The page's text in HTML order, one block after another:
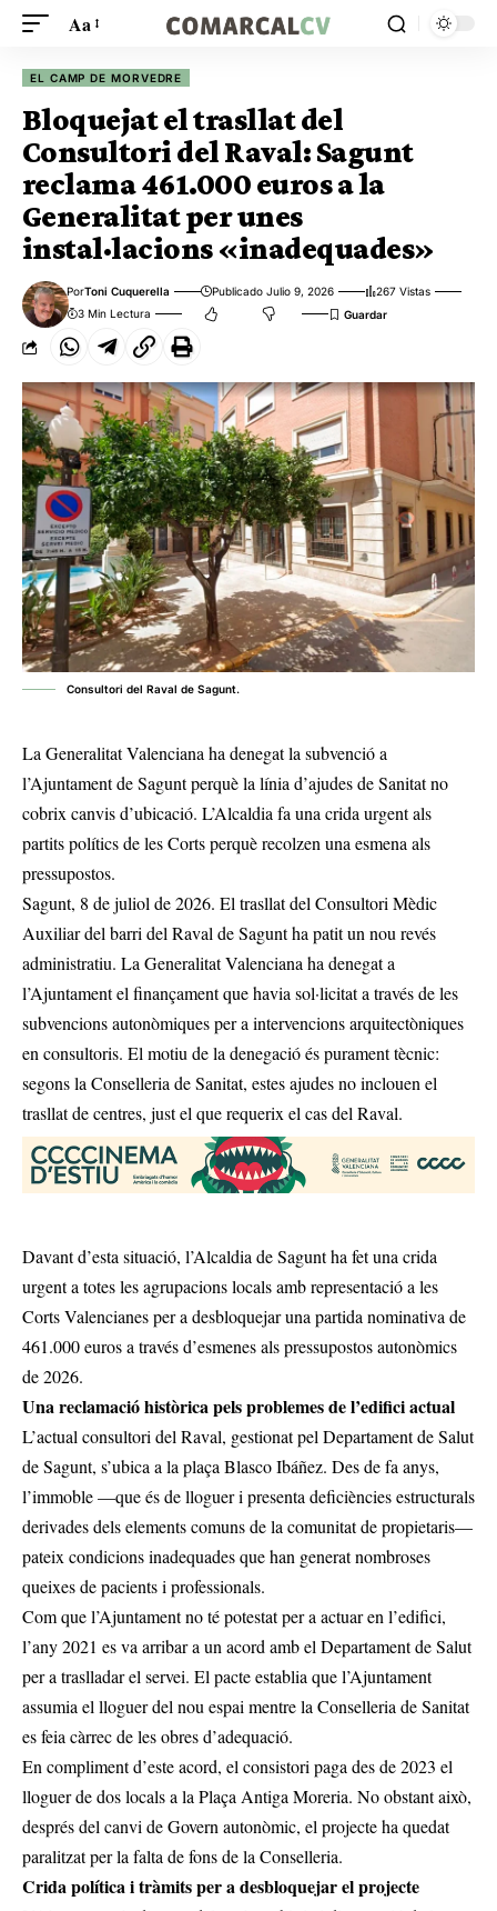
Aa
EL CAMP DE MORVEDRE
Bloquejat el trasllat del
Consultori del Raval: Sagunt
reclama 461.000 euros a la
Generalitat per unes
instal·lacions «inadequades»
PorToni Cuquerella Publicado Julio 9, 2026
267 Vistas
3 Min Lectura
Consultori del Raval de Sagunt.
La Generalitat Valenciana ha denegat la subvenció a
l’Ajuntament de Sagunt perquè la línia d’ajudes de Sanitat no
cobrix canvis d’ubicació. L’Alcaldia fa una crida urgent als
partits polítics de les Corts perquè recolzen una esmena als
pressupostos.
Sagunt, 8 de juliol de 2026. El trasllat del Consultori Mèdic
Auxiliar del barri del Raval de Sagunt ha patit un nou revés
administratiu. La Generalitat Valenciana ha denegat a
l’Ajuntament el finançament que havia sol·licitat a través de les
subvencions autonòmiques per a intervencions arquitectòniques
en consultoris. El motiu de la denegació és purament tècnic:
segons la Conselleria de Sanitat, estes ajudes no inclouen el
trasllat de centres, just el que requerix el cas del Raval.
Davant d’esta situació, l’Alcaldia de Sagunt ha fet una crida
urgent a totes les agrupacions locals amb representació a les
Corts Valencianes per a desbloquejar una partida nominativa de
461.000 euros a través d’esmenes als pressupostos autonòmics
de 2026.
Una reclamació històrica pels problemes de l’edifici actual
L’actual consultori del Raval, gestionat pel Departament de Salut
de Sagunt, s’ubica a la plaça Blasco Ibáñez. Des de fa anys,
l’immoble —que és de lloguer i presenta deficiències estructurals
derivades dels elements comuns de la comunitat de propietaris—
pateix condicions inadequades que han generat nombroses
queixes de pacients i professionals.
Com que l’Ajuntament no té potestat per a actuar en l’edifici,
l’any 2021 es va arribar a un acord amb el Departament de Salut
per a traslladar el servei. El pacte establia que l’Ajuntament
assumia el lloguer del nou espai mentre la Conselleria de Sanitat
es feia càrrec de les obres d’adequació.
En compliment d’este acord, el consistori paga des de 2023 el
lloguer de dos locals a la Plaça Antiga Moreria. No obstant això,
després del canvi de Govern autonòmic, el projecte ha quedat
paralitzat per la falta de fons de la Conselleria.
Crida política i tràmits per a desbloquejar el projecte